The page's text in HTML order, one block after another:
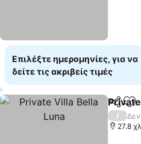
Επιλέξτε ημερομηνίες, για να
δείτε τις ακριβείς τιμές
/
Δεν
27.8